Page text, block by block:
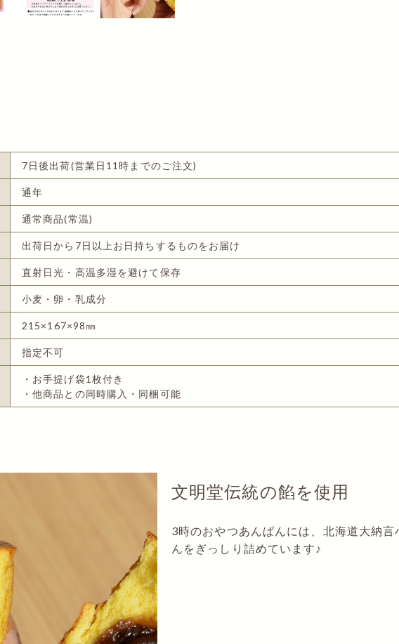
7日後出荷(営業日11時までのご注文)
通年
通常商品(常温)
出荷日から7日以上お日持ちするものをお届け
直射日光・高温多湿を避けて保存
小麦・卵・乳成分
215×167×98㎜
指定不可
・お手提げ袋1枚付き
・他商品との同時購入・同梱可能
文明堂伝統の餡を使用
3時のおやつあんぱんには、北海道大納言
んをぎっしり詰めています♪